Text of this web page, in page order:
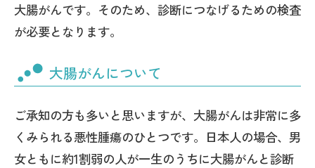
大腸がんです。そのため、診断につなげるための検査
が必要となります。
大腸がんについて
ご承知の方も多いと思いますが、大腸がんは非常に多
くみられる悪性腫瘍のひとつです。日本人の場合、男
女ともに約1割弱の人が一生のうちに大腸がんと診断